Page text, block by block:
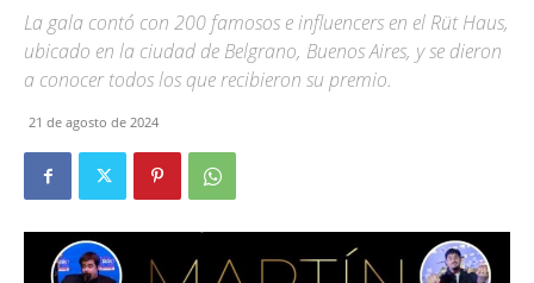
La gala contó con 200 famosos e influencers en el Rüt Haus,
ubicado en la ciudad de Belgrano, Buenos Aires, y se dieron
a conocer todos los que recibieron su premio.
21 de agosto de 2024